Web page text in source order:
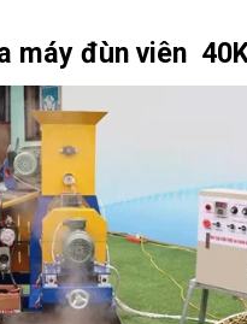
máy đùn viên